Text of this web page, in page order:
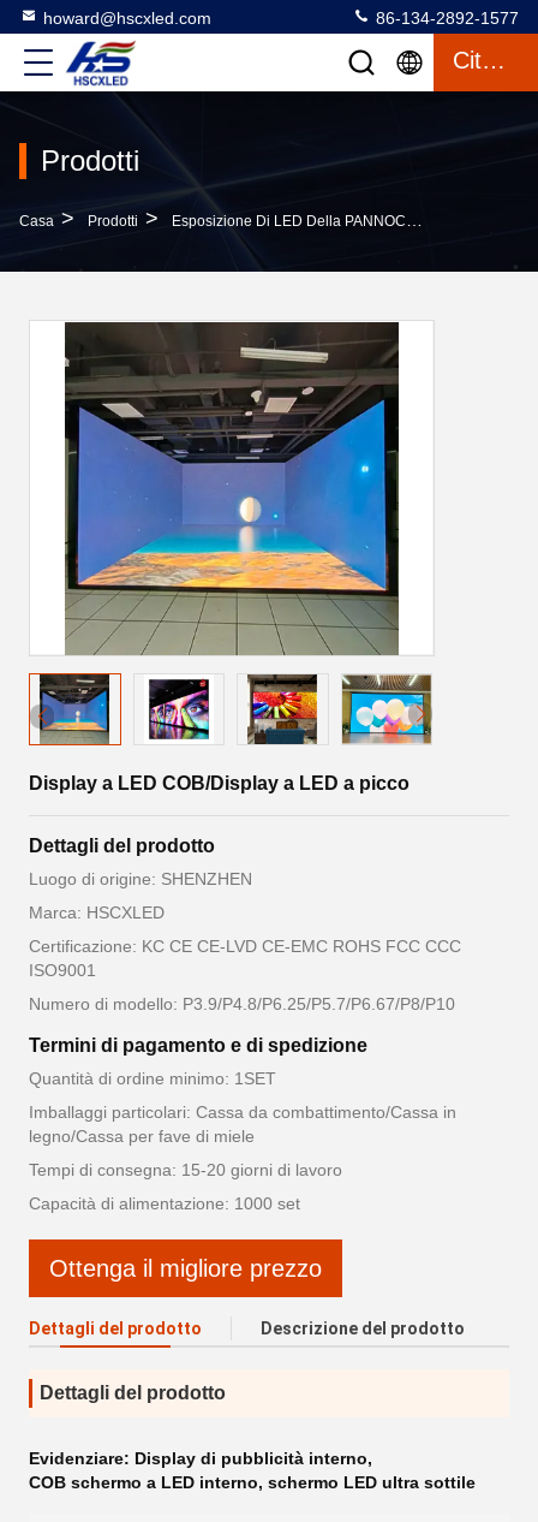
howard@hscxled.com 86-134-2892-1577
Citazione
Prodotti
Casa > Prodotti > Esposizione Di LED Della PANNOCCHIA
Display a LED COB/Display a LED a picco
Dettagli del prodotto
Luogo di origine: SHENZHEN
Marca: HSCXLED
Certificazione: KC CE CE-LVD CE-EMC ROHS FCC CCC
ISO9001
Numero di modello: P3.9/P4.8/P6.25/P5.7/P6.67/P8/P10
Termini di pagamento e di spedizione
Quantità di ordine minimo: 1SET
Imballaggi particolari: Cassa da combattimento/Cassa in
legno/Cassa per fave di miele
Tempi di consegna: 15-20 giorni di lavoro
Capacità di alimentazione: 1000 set
Ottenga il migliore prezzo
Dettagli del prodotto Descrizione del prodotto
Dettagli del prodotto
Evidenziare: Display di pubblicità interno,
COB schermo a LED interno, schermo LED ultra sottile